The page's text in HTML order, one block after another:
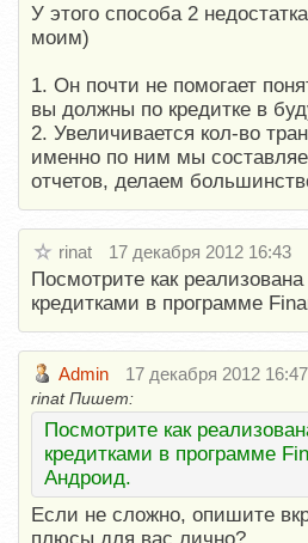
У этого способа 2
моим)
1. Он почти не помогает
вы должны по кредитке в
2. Увеличивается кол-во
именно по ним мы
отчетов, делаем
rinat 17 декабря 2012 16:43
Посмотрите как
кредитками в программе
Admin 17 декабря 2012 16:47
rinat Пишет:
Посмотрите как
кредитками в программе
Андроид.
Если не сложно, опишите